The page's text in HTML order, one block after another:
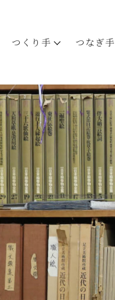
つくり手 つなぎ手